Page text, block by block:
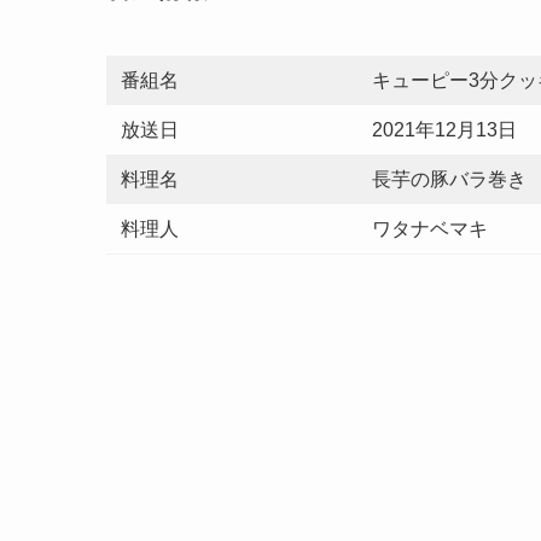
番組名 キューピー3分ク
放送日 2021年12月13日
料理名 長芋の豚バラ巻き
料理人 ワタナベマキ